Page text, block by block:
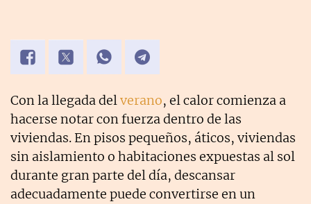
Con la llegada delverano, el calor comienza a
hacerse notar con fuerza dentro de las
viviendas. En pisos pequeños, áticos, viviendas
sin aislamiento o habitaciones expuestas al sol
durante gran parte del día, descansar
adecuadamente puede convertirse en un